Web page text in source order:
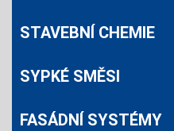
STAVEBNÍ CHEMIE
SYPKÉ SMĚSI
FASÁDNÍ SYSTÉMY